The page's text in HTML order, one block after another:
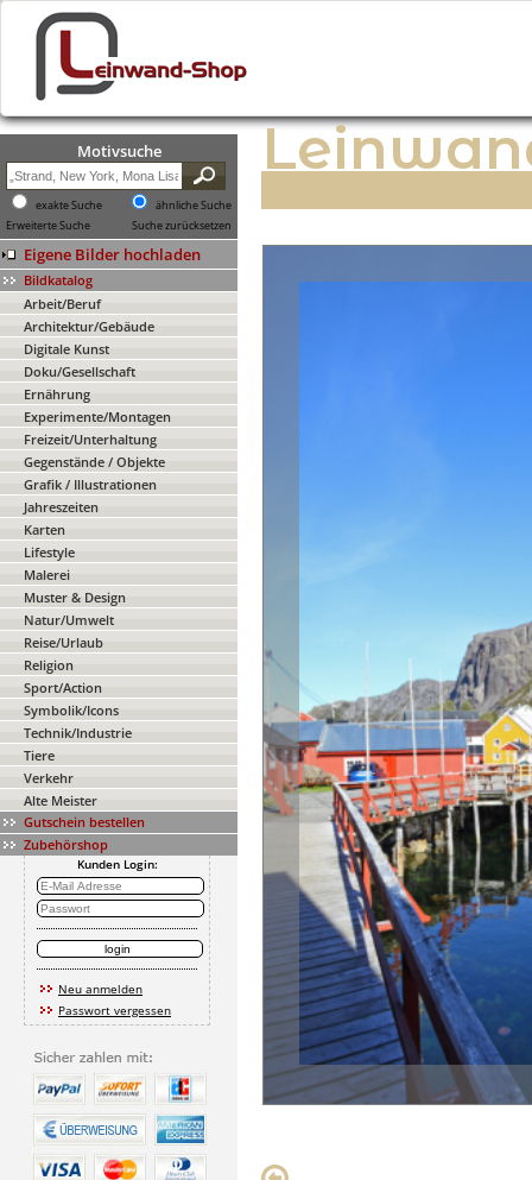
Motivsuche
exakte Suche
ähnliche Suche
Erweiterte Suche
Suche zurücksetzen
Eigene Bilder hochladen
Bildkatalog
Arbeit/Beruf
Architektur/Gebäude
Digitale Kunst
Doku/Gesellschaft
Ernährung
Experimente/Montagen
Freizeit/Unterhaltung
Gegenstände / Objekte
Grafik / Illustrationen
Jahreszeiten
Karten
Lifestyle
Malerei
Muster & Design
Natur/Umwelt
Reise/Urlaub
Religion
Sport/Action
Symbolik/Icons
Technik/Industrie
Tiere
Verkehr
Alte Meister
Gutschein bestellen
Zubehörshop
Kunden Login:
Neu anmelden
Passwort vergessen